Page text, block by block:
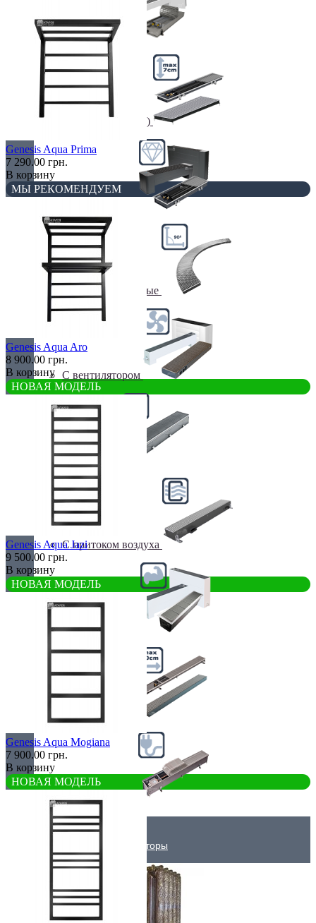
Недорогие
Низкие (до 70 мм)
Радиусные/Угловые
С вентилятором
С дренажем
С притоком воздуха
Самые мощные
Электрические
Дизайнерские радиаторы
Genesis Aqua Prima
7 290.00 грн.
В корзину
МЫ РЕКОМЕНДУЕМ
Genesis Aqua Aro
8 900.00 грн.
В корзину
НОВАЯ МОДЕЛЬ
Genesis Aqua Jazi
9 500.00 грн.
В корзину
НОВАЯ МОДЕЛЬ
Genesis Aqua Mogiana
7 900.00 грн.
В корзину
НОВАЯ МОДЕЛЬ